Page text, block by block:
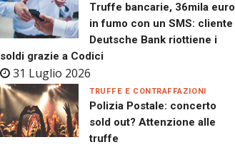
Truffe bancarie, 36mila euro
in fumo con un SMS: cliente
Deutsche Bank riottiene i
soldi grazie a Codici
31 Luglio 2026
Polizia Postale: concerto
sold out? Attenzione alle
truffe
TRUFFE E CONTRAFFAZIONI